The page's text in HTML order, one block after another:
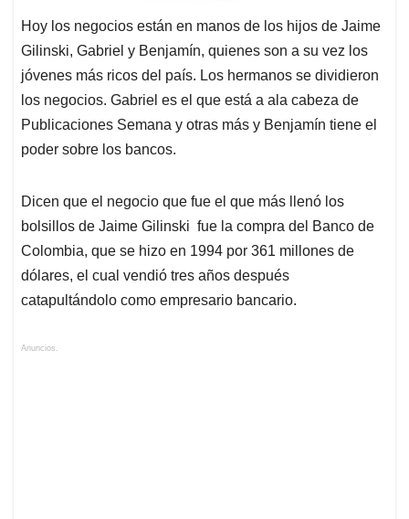
Hoy los negocios están en manos de los hijos de Jaime
Gilinski, Gabriel y Benjamín, quienes son a su vez los
jóvenes más ricos del país. Los hermanos se dividieron
los negocios. Gabriel es el que está a ala cabeza de
Publicaciones Semana y otras más y Benjamín tiene el
poder sobre los bancos.
Dicen que el negocio que fue el que más llenó los
bolsillos de Jaime Gilinski fue la compra del Banco de
Colombia, que se hizo en 1994 por 361 millones de
dólares, el cual vendió tres años después
catapultándolo como empresario bancario.
Anuncios.